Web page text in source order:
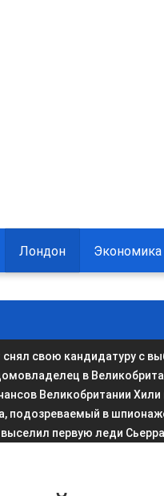
Лондон Экономика
свою кандидатуру с
в
Великобритании
подозреваемый в
первую леди